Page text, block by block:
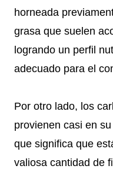
horneada
grasa que suelen
logrando un perfil
adecuado para el
Por otro lado, los
provienen casi en
que significa que
valiosa cantidad de